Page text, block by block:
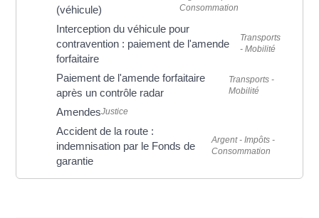
(véhicule)
Consommation
Interception du véhicule pour
contravention : paiement de l'amende
forfaitaire
Transports
- Mobilité
Paiement de l'amende forfaitaire
après un contrôle radar
Transports -
Mobilité
AmendesJustice
Accident de la route :
indemnisation par le Fonds de
garantie
Argent - Impôts -
Consommation